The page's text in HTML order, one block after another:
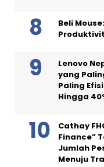
Beli
Lenovo
yang
Paling
Hingga
Cathay
Finance”
Jumlah
Menuju